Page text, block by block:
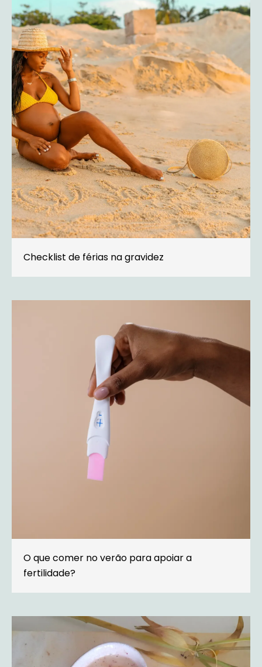
Checklist de férias na gravidez
O que comer no verão para apoiar a
fertilidade?